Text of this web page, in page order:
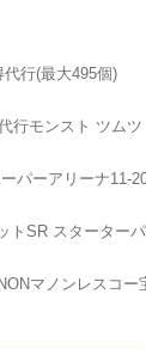
行(最大495個)
行モンスト ツムツ
パーアリーナ11-
トSR スターターパ
マノンレスコー